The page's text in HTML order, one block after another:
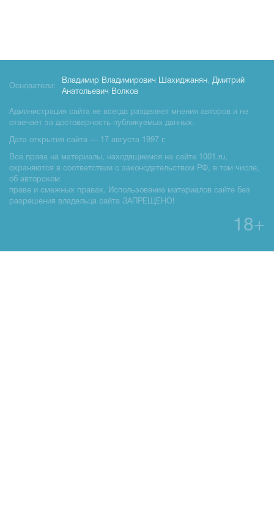
Основатели:
Владимир Владимирович Шахиджанян, Дмитрий
Анатольевич Волков
Администрация сайта не всегда разделяет мнения авторов и не
отвечает за достоверность публикуемых данных.
Дата открытия сайта — 17 августа 1997 г.
Все права на материалы, находящиемся на сайте 1001.ru,
охраняются в соответствии с законодательством РФ, в том числе,
об авторском
праве и смежных правах. Использование материалов сайте без
разрешения владельца сайта ЗАПРЕЩЕНО!
18+